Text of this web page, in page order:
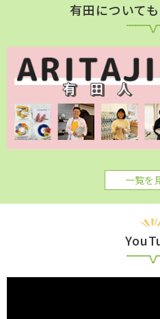
有田について
一覧を